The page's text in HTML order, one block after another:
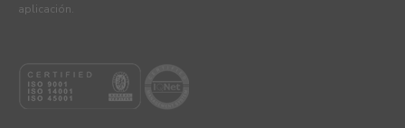
aplicación.